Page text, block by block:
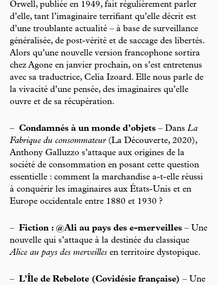
Orwell, publiée en 1949, fait régulièrement parler
d’elle, tant l’imaginaire terrifiant qu’elle décrit est
d’une troublante actualité – à base de surveillance
généralisée, de post-vérité et de saccage des libertés.
Alors qu’une nouvelle version francophone sortira
chez Agone en janvier prochain, on s’est entretenus
avec sa traductrice, Celia Izoard. Elle nous parle de
la vivacité d’une pensée, des imaginaires qu’elle
ouvre et de sa récupération.
– Condamnés à un monde d’objets – Dans La
Fabrique du consommateur (La Découverte, 2020),
Anthony Galluzzo s’attaque aux origines de la
société de consommation en posant cette question
essentielle : comment la marchandise a-t-elle réussi
à conquérir les imaginaires aux États-Unis et en
Europe occidentale entre 1880 et 1930 ?
– Fiction : @Ali au pays des e-merveilles – Une
nouvelle qui s’attaque à la destinée du classique
Alice au pays des merveilles en territoire dystopique.
– L’Île de Rebelote (Covidésie française) – Une